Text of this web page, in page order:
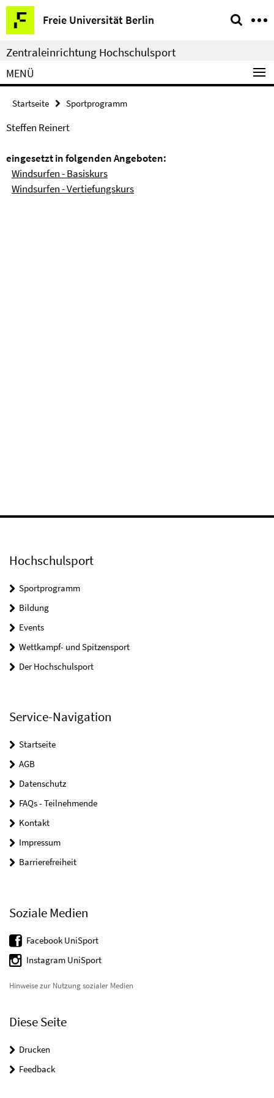
Springe
direkt
zu
Inhalt
Freie Universität Berlin
Service-
Navigation
Zentraleinrichtung Hochschulsport
MENÜ
Startseite Sportprogramm
Steffen Reinert
eingesetzt in folgenden Angeboten:
Windsurfen - Basiskurs
Windsurfen - Vertiefungskurs
Hochschulsport
Sportprogramm
Bildung
Events
Wettkampf- und Spitzensport
Der Hochschulsport
Service-Navigation
Startseite
AGB
Datenschutz
FAQs - Teilnehmende
Kontakt
Impressum
Barrierefreiheit
Soziale Medien
Facebook UniSport
Instagram UniSport
Hinweise zur Nutzung sozialer Medien
Diese Seite
Drucken
Feedback